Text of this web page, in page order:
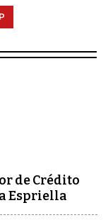
de Crédito
Espriella